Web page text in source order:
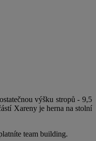
výšku stropů - 9,5
Xareny je herna na stolní
team building.